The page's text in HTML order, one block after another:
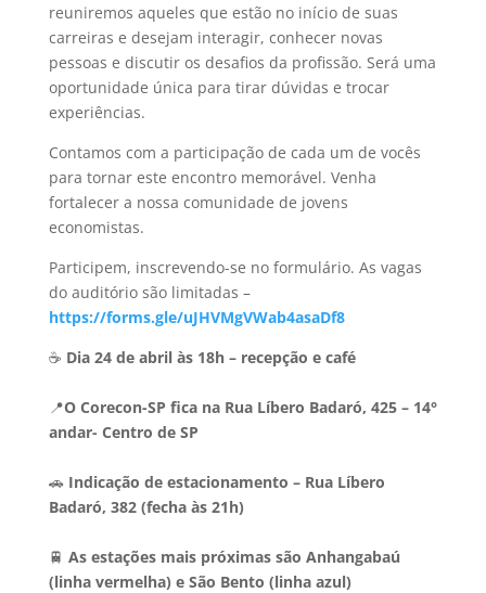
reuniremos aqueles que estão no início de suas
carreiras e desejam interagir, conhecer novas
pessoas e discutir os desafios da profissão. Será uma
oportunidade única para tirar dúvidas e trocar
experiências.
Contamos com a participação de cada um de vocês
para tornar este encontro memorável. Venha
fortalecer a nossa comunidade de jovens
economistas.
Participem, inscrevendo-se no formulário. As vagas
do auditório são limitadas –
https://forms.gle/uJHVMgVWab4asaDf8
☕ Dia 24 de abril às 18h – recepção e café
📍O Corecon-SP fica na Rua Líbero Badaró, 425 – 14°
andar- Centro de SP
🚗 Indicação de estacionamento – Rua Líbero
Badaró, 382 (fecha às 21h)
🚆 As estações mais próximas são Anhangabaú
(linha vermelha) e São Bento (linha azul)